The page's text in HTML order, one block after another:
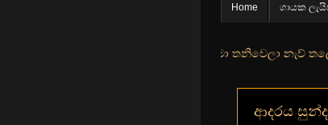
Home ගායක
මුහුදු තීරේ ගල් මල් පිපුන යායේ මා තනිවෙලා නැව් තලේ ඈ ඇත
ආදරය සුන්දර